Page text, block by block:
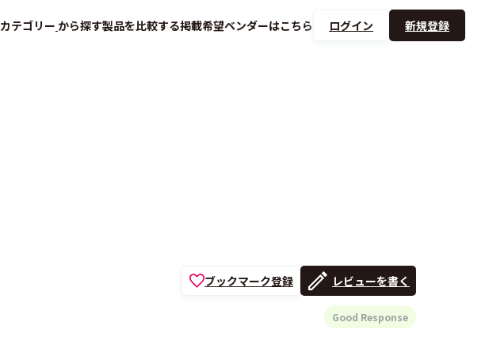
カテゴリー から探す製品を比較する掲載希望ベンダーはこちら ログイン 新規登録
ブックマーク登録 レビューを書く
Good Response